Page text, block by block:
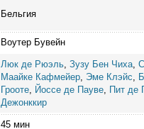
Бельгия
Воутер Бувейн
Люк де Рюэль Зузу Бен Чиха
Маайке Кафмейер Эме Клэйс
Грооте
Йоссе де Пауве Пит де
Дежонккир
45 мин